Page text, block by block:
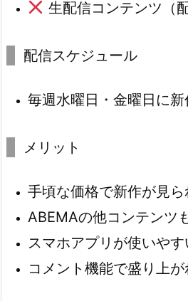
生配信コンテンツ（
配信スケジュール
毎週水曜日・金曜日に新
メリット
手頃な価格で新作が見ら
ABEMAの他コンテンツ
スマホアプリが使いやす
コメント機能で盛り上が